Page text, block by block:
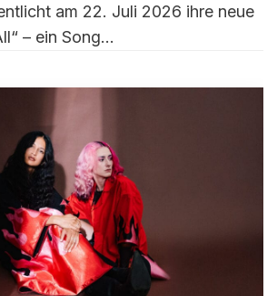
am 22. Juli 2026 ihre neue
– ein Song…